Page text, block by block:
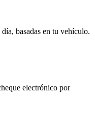
basadas en tu vehículo.
electrónico por